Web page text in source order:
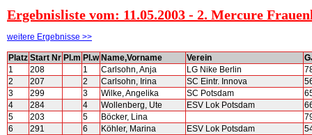
Ergebnisliste vom: 11.05.2003 - 2. Mercure
weitere Ergebnisse >>
Platz Start Nr Pl.m Pl.w Name,Vorname Verein
1
208 1 Carlsohn, Anja LG Nike Berlin
2
207 2 Carlsohn, Irina SC Eintr. Innova
3
299 3 Wilke, Angelika SC Potsdam
4
284 4 Wollenberg, Ute ESV Lok Potsdam
5
203 5 Böcker, Lina
6
291 6 Köhler, Marina ESV Lok Potsdam